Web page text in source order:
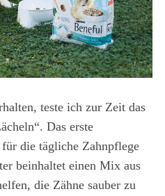
teste ich zur Zeit das
Das erste
die tägliche Zahnpflege
beinhaltet einen Mix aus
die Zähne sauber zu